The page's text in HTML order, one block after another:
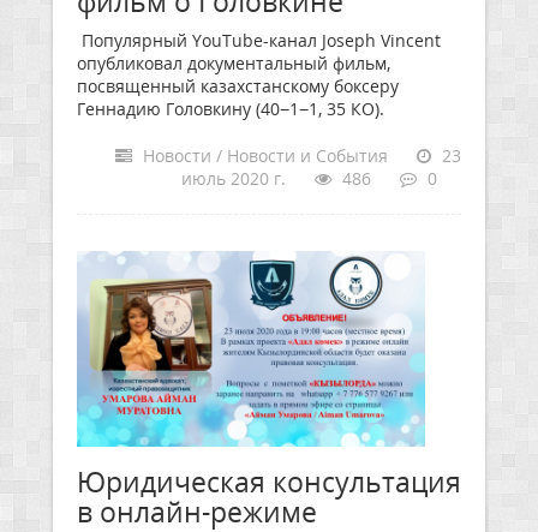
Популярный YouTube-канал Joseph Vincent
опубликовал документальный фильм,
посвященный казахстанскому боксеру
Геннадию Головкину (40−1−1, 35 КО).
Новости / Новости и События
23
июль 2020 г.
486 0
Юридическая консультация
в онлайн-режиме